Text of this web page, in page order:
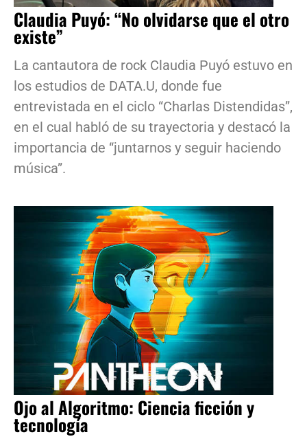
Claudia Puyó: “No olvidarse que el otro
existe”
La cantautora de rock Claudia Puyó estuvo en
los estudios de DATA.U, donde fue
entrevistada en el ciclo “Charlas Distendidas”,
en el cual habló de su trayectoria y destacó la
importancia de “juntarnos y seguir haciendo
música”.
Ojo al Algoritmo: Ciencia ficción y
tecnología